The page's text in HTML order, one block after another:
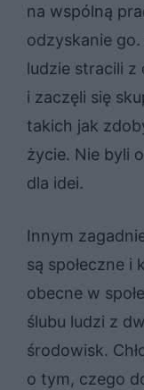
na wspólną
odzyskanie
ludzie stracili z
i zaczęli się
takich jak
życie. Nie byli
dla idei.
Innym
są społeczne i
obecne w
ślubu ludzi z
środowisk.
o tym, czego